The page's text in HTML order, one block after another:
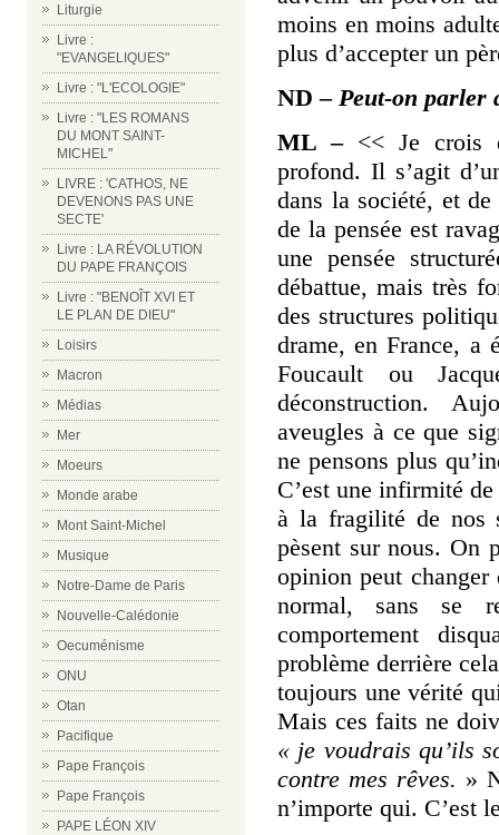
Liturgie
Livre :
"EVANGELIQUES"
Livre : "L'ECOLOGIE"
Livre : "LES ROMANS
DU MONT SAINT-
MICHEL"
LIVRE : 'CATHOS, NE
DEVENONS PAS UNE
SECTE'
Livre : LA RÉVOLUTION
DU PAPE FRANÇOIS
Livre : "BENOÎT XVI ET
LE PLAN DE DIEU"
Loisirs
Macron
Médias
Mer
Moeurs
Monde arabe
Mont Saint-Michel
Musique
Notre-Dame de Paris
Nouvelle-Calédonie
Oecuménisme
ONU
Otan
Pacifique
Pape François
Pape François
PAPE LÉON XIV
moins en moins
plus d’accepter un
ND – Peut-on parler
ML –<< Je crois
profond. Il s’agit
dans la société, et
de la pensée est
une pensée
débattue, mais très
des structures
drame, en France, a
Foucault ou
déconstruction.
aveugles à ce que
ne pensons plus
C’est une infirmité
à la fragilité de nos
pèsent sur nous. On
opinion peut changer
normal, sans se
comportement
problème derrière
toujours une vérité
Mais ces faits ne
« je voudrais qu’ils
contre mes rêves. »
n’importe qui. C’est